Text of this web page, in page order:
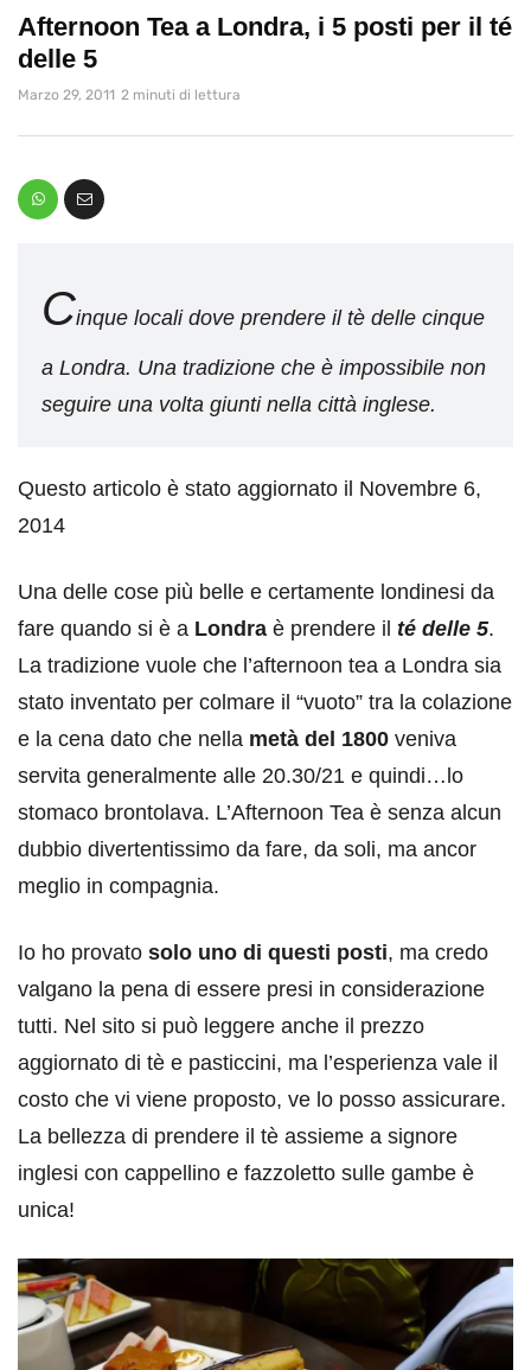
Afternoon Tea a Londra, i 5 posti per il té
delle 5
Marzo 29, 2011 2 minuti di lettura
Cinque locali dove prendere il tè delle cinque
a Londra. Una tradizione che è impossibile non
seguire una volta giunti nella città inglese.
Questo articolo è stato aggiornato il Novembre 6,
2014
Una delle cose più belle e certamente londinesi da
fare quando si è a Londra è prendere il té delle 5.
La tradizione vuole che l’afternoon tea a Londra sia
stato inventato per colmare il “vuoto” tra la colazione
e la cena dato che nella metà del 1800 veniva
servita generalmente alle 20.30/21 e quindi…lo
stomaco brontolava. L’Afternoon Tea è senza alcun
dubbio divertentissimo da fare, da soli, ma ancor
meglio in compagnia.
Io ho provato solo uno di questi posti, ma credo
valgano la pena di essere presi in considerazione
tutti. Nel sito si può leggere anche il prezzo
aggiornato di tè e pasticcini, ma l’esperienza vale il
costo che vi viene proposto, ve lo posso assicurare.
La bellezza di prendere il tè assieme a signore
inglesi con cappellino e fazzoletto sulle gambe è
unica!